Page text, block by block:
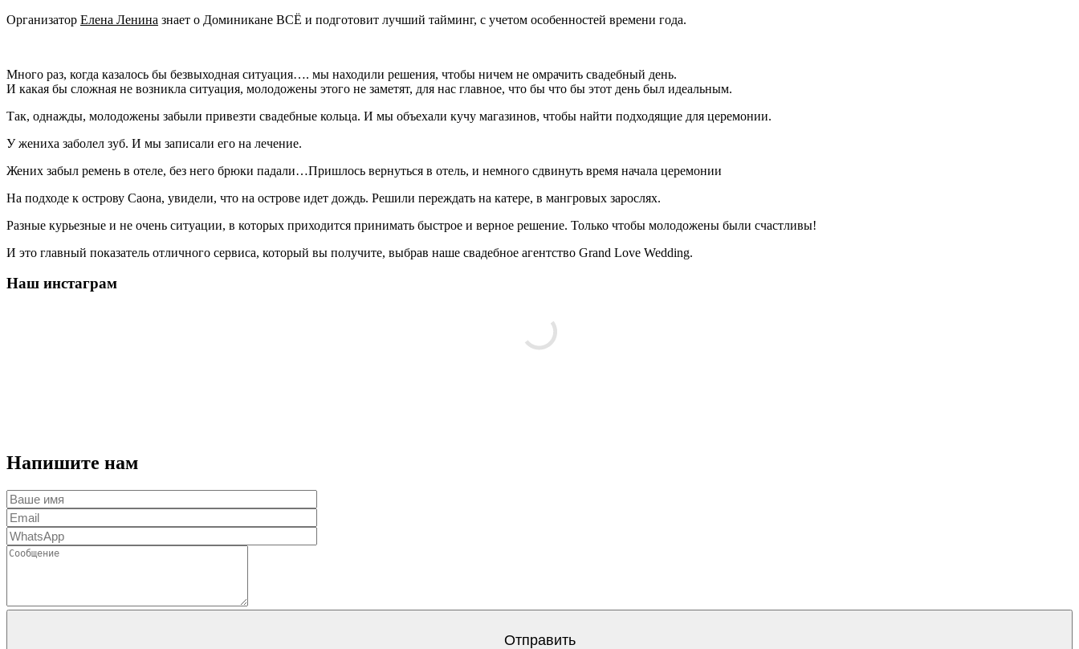
Организатор Елена Ленина знает о Доминикане ВСЁ и подготовит лучший тайминг, с учетом особенностей времени года.
Много раз, когда казалось бы безвыходная ситуация…. мы находили решения, чтобы ничем не омрачить свадебный день.
И какая бы сложная не возникла ситуация, молодожены этого не заметят, для нас главное, что бы что бы этот день был идеальным.
Так, однажды, молодожены забыли привезти свадебные кольца. И мы объехали кучу магазинов, чтобы найти подходящие для церемонии.
У жениха заболел зуб. И мы записали его на лечение.
Жених забыл ремень в отеле, без него брюки падали…Пришлось вернуться в отель, и немного сдвинуть время начала церемонии
На подходе к острову Саона, увидели, что на острове идет дождь. Решили переждать на катере, в мангровых зарослях.
Разные курьезные и не очень ситуации, в которых приходится принимать быстрое и верное решение. Только чтобы молодожены были счастливы!
И это главный показатель отличного сервиса, который вы получите, выбрав наше свадебное агентство Grand Love Wedding.
Наш инстаграм
Напишите нам